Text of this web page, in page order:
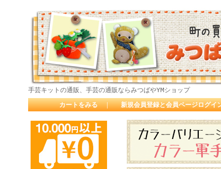
手芸キットの通販、手芸の通販ならみつばやYMショップ
カートをみる ｜ 新規会員登録と会員ページログイ